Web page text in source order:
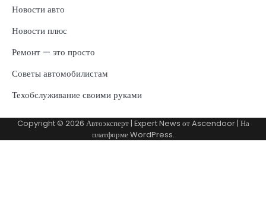
Новости авто
Новости плюс
Ремонт — это просто
Советы автомобилистам
Техобслуживание своими руками
Copyright © 2026 Автоэксперт| Expert News отAscendoor| На
платформеWordPress.